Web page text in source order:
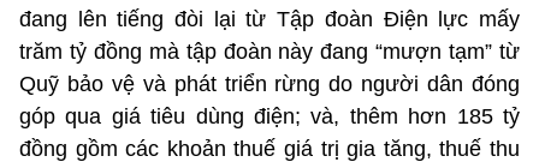
đang lên tiếng đòi lại từ Tập đoàn Điện lực mấy
trăm tỷ đồng mà tập đoàn này đang “mượn tạm” từ
Quỹ bảo vệ và phát triển rừng do người dân đóng
góp qua giá tiêu dùng điện; và, thêm hơn 185 tỷ
đồng gồm các khoản thuế giá trị gia tăng, thuế thu